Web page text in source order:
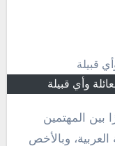
وأي قبيلة
وبالأخص